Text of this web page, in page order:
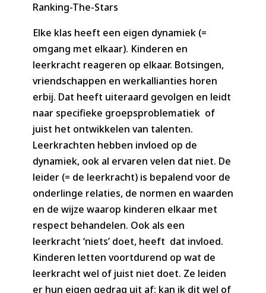
Ranking-The-Stars
Elke klas heeft een eigen dynamiek (=
omgang met elkaar). Kinderen en
leerkracht reageren op elkaar. Botsingen,
vriendschappen en werkallianties horen
erbij. Dat heeft uiteraard gevolgen en leidt
naar specifieke groepsproblematiek of
juist het ontwikkelen van talenten.
Leerkrachten hebben invloed op de
dynamiek, ook al ervaren velen dat niet. De
leider (= de leerkracht) is bepalend voor de
onderlinge relaties, de normen en waarden
en de wijze waarop kinderen elkaar met
respect behandelen. Ook als een
leerkracht ‘niets’ doet, heeft dat invloed.
Kinderen letten voortdurend op wat de
leerkracht wel of juist niet doet. Ze leiden
er hun eigen gedrag uit af: kan ik dit wel of